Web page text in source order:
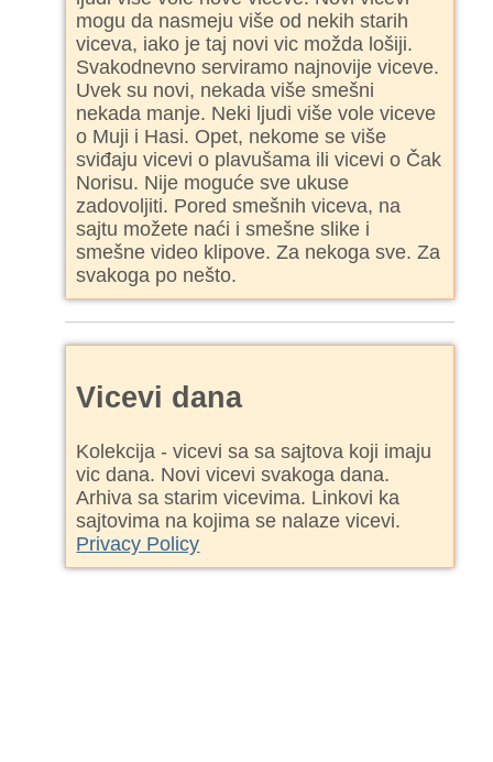
mogu da nasmeju više od nekih starih
viceva, iako je taj novi vic možda lošiji.
Svakodnevno serviramo najnovije viceve.
Uvek su novi, nekada više smešni
nekada manje. Neki ljudi više vole viceve
o Muji i Hasi. Opet, nekome se više
sviđaju vicevi o plavušama ili vicevi o Čak
Norisu. Nije moguće sve ukuse
zadovoljiti. Pored smešnih viceva, na
sajtu možete naći i smešne slike i
smešne video klipove. Za nekoga sve. Za
svakoga po nešto.
Vicevi dana
Kolekcija - vicevi sa sa sajtova koji imaju
vic dana. Novi vicevi svakoga dana.
Arhiva sa starim vicevima. Linkovi ka
sajtovima na kojima se nalaze vicevi.
Privacy Policy